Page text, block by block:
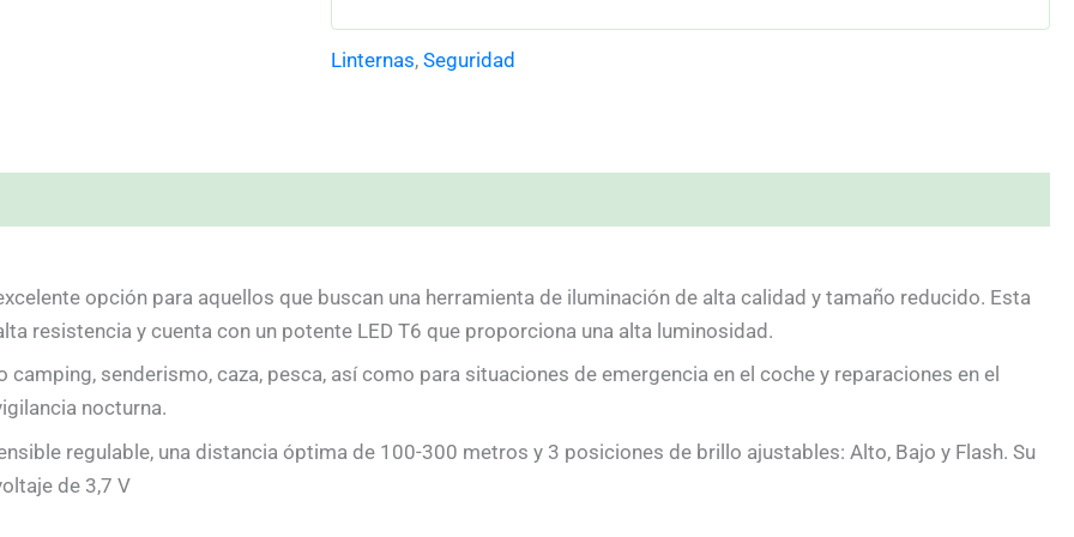
Linternas,Seguridad
opción para aquellos que buscan una herramienta de iluminación de alta calidad y tamaño reducido. Esta
resistencia y cuenta con un potente LED T6 que proporciona una alta luminosidad.
senderismo, caza, pesca, así como para situaciones de emergencia en el coche y reparaciones en el
nocturna.
regulable, una distancia óptima de 100-300 metros y 3 posiciones de brillo ajustables: Alto, Bajo y Flash. Su
de 3,7 V